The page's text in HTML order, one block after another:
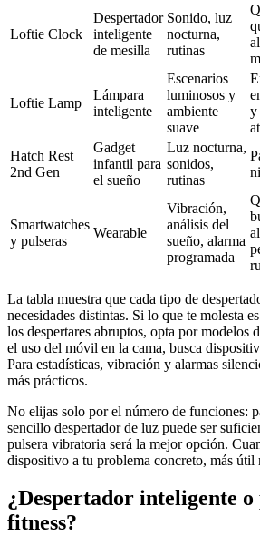
Loftie Clock
Despertador
inteligente
de mesilla
Sonido, luz
nocturna,
rutinas
Loftie Lamp
Lámpara
inteligente
Escenarios
luminosos y
ambiente
suave
y
Hatch Rest
2nd Gen
Gadget
infantil para
el sueño
Luz nocturna,
sonidos,
rutinas
Smartwatches
y pulseras
Wearable
Vibración,
análisis del
sueño, alarma
programada
La tabla muestra que cada tipo de
necesidades distintas. Si lo que te molesta
los despertares abruptos, opta por modelos
el uso del móvil en la cama, busca
Para estadísticas, vibración y alarmas
más prácticos.
No elijas solo por el número de funciones:
sencillo despertador de luz puede ser
pulsera vibratoria será la mejor opción.
dispositivo a tu problema concreto, más útil
¿Despertador inteligente o
fitness?